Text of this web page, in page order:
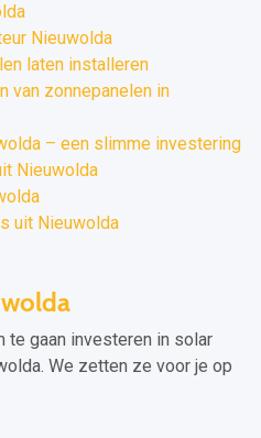
Nieuwolda
laten installeren
van zonnepanelen in
– een slimme investering
Nieuwolda
uit Nieuwolda
te gaan investeren in solar
We zetten ze voor je op